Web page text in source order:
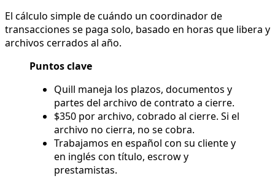
El cálculo simple de cuándo un coordinador de
transacciones se paga solo, basado en horas que libera y
archivos cerrados al año.
Puntos clave
Quill maneja los plazos, documentos y
partes del archivo de contrato a cierre.
$350 por archivo, cobrado al cierre. Si el
archivo no cierra, no se cobra.
Trabajamos en español con su cliente y
en inglés con título, escrow y
prestamistas.